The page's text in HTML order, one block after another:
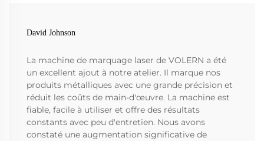
David Johnson
La machine de marquage laser de VOLERN a été
un excellent ajout à notre atelier. Il marque nos
produits métalliques avec une grande précision et
réduit les coûts de main-d'œuvre. La machine est
fiable, facile à utiliser et offre des résultats
constants avec peu d'entretien. Nous avons
constaté une augmentation significative de